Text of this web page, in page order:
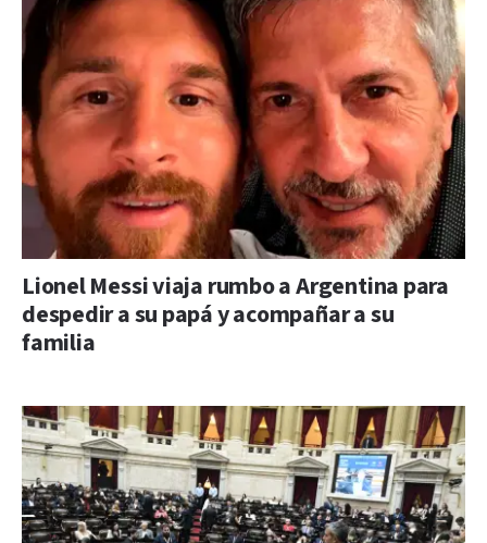
Lionel Messi viaja rumbo a Argentina para
despedir a su papá y acompañar a su
familia